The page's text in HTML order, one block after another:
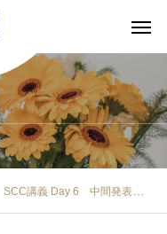
SCC講義 Day 6 中間発表